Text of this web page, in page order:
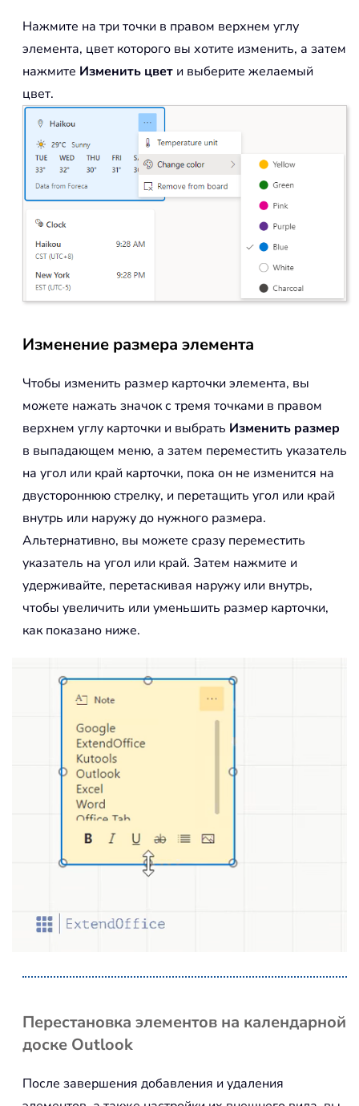
Нажмите на три точки в правом верхнем углу
элемента, цвет которого вы хотите изменить, а затем
нажмите Изменить цвет и выберите желаемый
цвет.
Изменение размера элемента
Чтобы изменить размер карточки элемента, вы
можете нажать значок с тремя точками в правом
верхнем углу карточки и выбрать Изменить размер
в выпадающем меню, а затем переместить указатель
на угол или край карточки, пока он не изменится на
двустороннюю стрелку, и перетащить угол или край
внутрь или наружу до нужного размера.
Альтернативно, вы можете сразу переместить
указатель на угол или край. Затем нажмите и
удерживайте, перетаскивая наружу или внутрь,
чтобы увеличить или уменьшить размер карточки,
как показано ниже.
Перестановка элементов на календарной
доске Outlook
После завершения добавления и удаления